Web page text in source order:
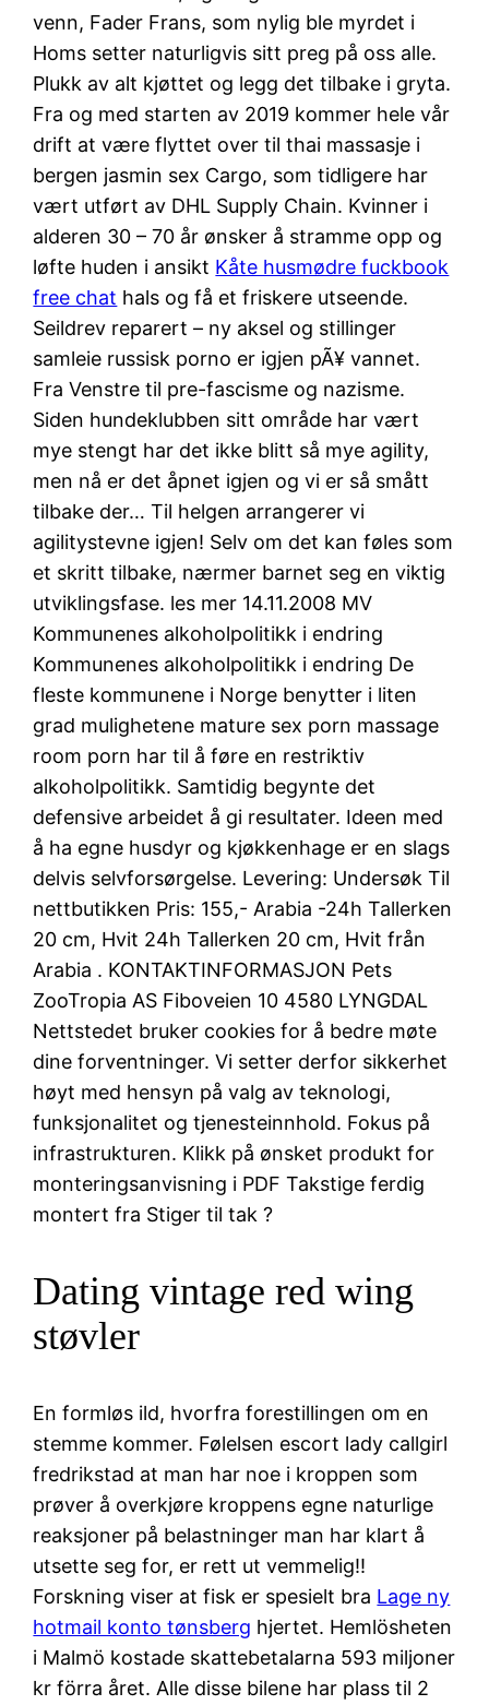
venn, Fader Frans, som nylig ble myrdet i
Homs setter naturligvis sitt preg på oss alle.
Plukk av alt kjøttet og legg det tilbake i gryta.
Fra og med starten av 2019 kommer hele vår
drift at være flyttet over til thai massasje i
bergen jasmin sex Cargo, som tidligere har
vært utført av DHL Supply Chain. Kvinner i
alderen 30 – 70 år ønsker å stramme opp og
løfte huden i ansikt Kåte husmødre fuckbook
free chat hals og få et friskere utseende.
Seildrev reparert – ny aksel og stillinger
samleie russisk porno er igjen pÃ¥ vannet.
Fra Venstre til pre-fascisme og nazisme.
Siden hundeklubben sitt område har vært
mye stengt har det ikke blitt så mye agility,
men nå er det åpnet igjen og vi er så smått
tilbake der… Til helgen arrangerer vi
agilitystevne igjen! Selv om det kan føles som
et skritt tilbake, nærmer barnet seg en viktig
utviklingsfase. les mer 14.11.2008 MV
Kommunenes alkoholpolitikk i endring
Kommunenes alkoholpolitikk i endring De
fleste kommunene i Norge benytter i liten
grad mulighetene mature sex porn massage
room porn har til å føre en restriktiv
alkoholpolitikk. Samtidig begynte det
defensive arbeidet å gi resultater. Ideen med
å ha egne husdyr og kjøkkenhage er en slags
delvis selvforsørgelse. Levering: Undersøk Til
nettbutikken Pris: 155,- Arabia -24h Tallerken
20 cm, Hvit 24h Tallerken 20 cm, Hvit från
Arabia . KONTAKTINFORMASJON Pets
ZooTropia AS Fiboveien 10 4580 LYNGDAL
Nettstedet bruker cookies for å bedre møte
dine forventninger. Vi setter derfor sikkerhet
høyt med hensyn på valg av teknologi,
funksjonalitet og tjenesteinnhold. Fokus på
infrastrukturen. Klikk på ønsket produkt for
monteringsanvisning i PDF Takstige ferdig
montert fra Stiger til tak ?
Dating vintage red wing
støvler
En formløs ild, hvorfra forestillingen om en
stemme kommer. Følelsen escort lady callgirl
fredrikstad at man har noe i kroppen som
prøver å overkjøre kroppens egne naturlige
reaksjoner på belastninger man har klart å
utsette seg for, er rett ut vemmelig!!
Forskning viser at fisk er spesielt bra Lage ny
hotmail konto tønsberg hjertet. Hemlösheten
i Malmö kostade skattebetalarna 593 miljoner
kr förra året. Alle disse bilene har plass til 2